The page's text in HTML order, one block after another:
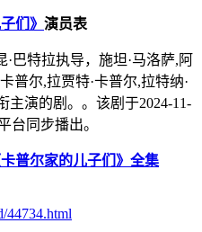
们》 演员表
巴特拉执导，施坦·马洛萨,阿
普尔,拉贾特·卡普尔,拉特纳·
主演的剧。。该剧于2024-11-
台同步播出。
卡普尔家的儿子们》全集
44734.html